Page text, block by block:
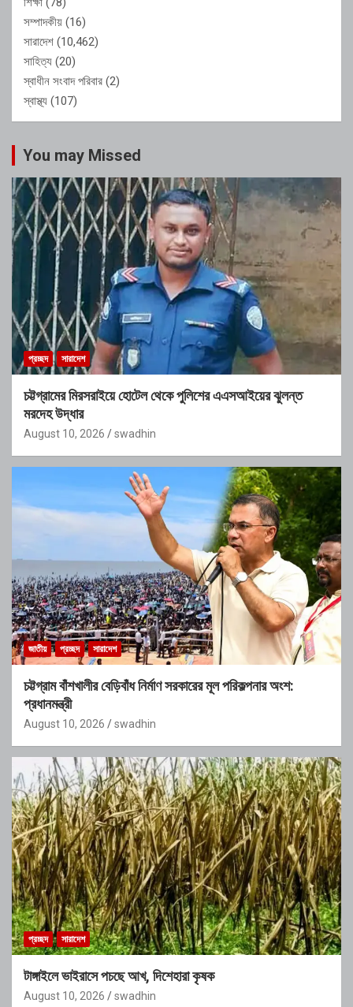
সম্পাদকীয় (16)
সারাদেশ (10,462)
সাহিত্য (20)
স্বাধীন সংবাদ পরিবার (2)
স্বাস্থ্য (107)
You may Missed
প্রচ্ছদ সারাদেশ
চট্টগ্রামের মিরসরাইয়ে হোটেল থেকে পুলিশের এএসআইয়ের ঝুলন্ত
মরদেহ উদ্ধার
August 10, 2026 swadhin
জাতীয় প্রচ্ছদ সারাদেশ
চট্টগ্রাম বাঁশখালীর বেড়িবাঁধ নির্মাণ সরকারের মূল পরিকল্পনার অংশ:
প্রধানমন্ত্রী
August 10, 2026 swadhin
প্রচ্ছদ সারাদেশ
টাঙ্গাইলে ভাইরাসে পচছে আখ, দিশেহারা কৃষক
August 10, 2026 swadhin